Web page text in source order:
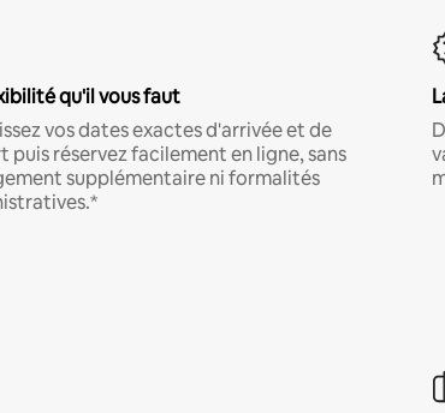
qu'il vous faut
vos dates exactes d'arrivée et de
puis réservez facilement en ligne, sans
supplémentaire ni formalités